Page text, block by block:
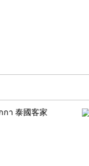
กา 泰國客家